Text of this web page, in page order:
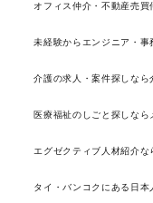
オフィス仲介・不動産売買
未経験からエンジニア・事
介護の求人・案件探しなら
医療福祉のしごと探しなら
エグゼクティブ人材紹介な
タイ・バンコクにある日